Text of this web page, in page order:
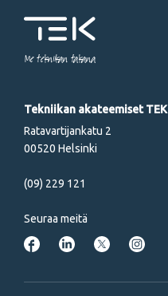
Me tekniikan takana
Tekniikan akateemiset TEK
Ratavartijankatu 2
00520 Helsinki
(09) 229 121
Seuraa meitä